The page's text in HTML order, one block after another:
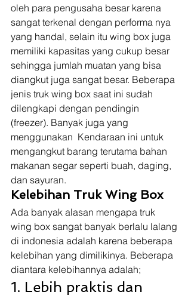
oleh para pengusaha besar karena
sangat terkenal dengan performa nya
yang handal, selain itu wing box juga
memiliki kapasitas yang cukup besar
sehingga jumlah muatan yang bisa
diangkut juga sangat besar. Beberapa
jenis truk wing box saat ini sudah
dilengkapi dengan pendingin
(freezer). Banyak juga yang
menggunakan  Kendaraan ini untuk
mengangkut barang terutama bahan
makanan segar seperti buah, daging,
dan sayuran.
Kelebihan Truk Wing Box
Ada banyak alasan mengapa truk
wing box sangat banyak berlalu lalang
di indonesia adalah karena beberapa
kelebihan yang dimilikinya. Beberapa
diantara kelebihannya adalah;
1. Lebih praktis dan